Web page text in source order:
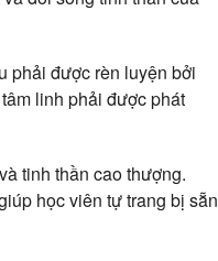
phải được rèn luyện bởi
linh phải được phát
tinh thần cao thượng.
học viên tự trang bị sẵn